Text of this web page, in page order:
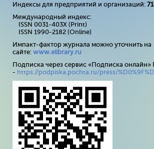
Индексы для предприятий и организаций:
Международный индекс:
ISSN 0031-403X (Print)
ISSN 1990-2182 (Online)
Импакт-фактор журнала можно уточнить на
сайте: www.elibrary.ru
Подписка через сервис «Подписка онлайн»
- https://podpiska.pochta.ru/press/